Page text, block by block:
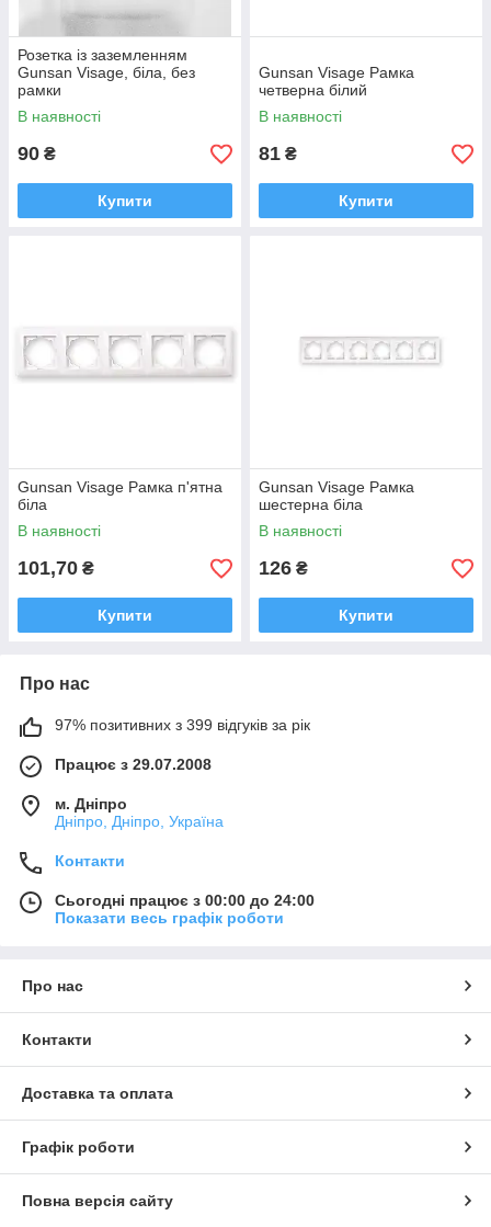
Розетка із заземленням
Gunsan Visage, біла, без
рамки
В наявності
90 ₴
Купити
Gunsan Visage Рамка
четверна білий
В наявності
81 ₴
Купити
Gunsan Visage Рамка п'ятна
біла
В наявності
101,70 ₴
Купити
Gunsan Visage Рамка
шестерна біла
В наявності
126 ₴
Купити
Про нас
97% позитивних з 399 відгуків за рік
Працює з 29.07.2008
м. Дніпро
Дніпро, Дніпро, Україна
Контакти
Сьогодні працює з 00:00 до 24:00
Показати весь графік роботи
Про нас
Контакти
Доставка та оплата
Графік роботи
Повна версія сайту